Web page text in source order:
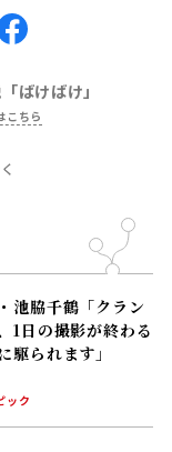
ばけばけ」
こちら
池脇千鶴「クラン
1日の撮影が終わる
駆られます」
ック